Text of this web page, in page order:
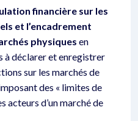
financière sur les
et l’encadrement
physiques en
à déclarer et enregistrer
sur les marchés de
des « limites de
acteurs d’un marché de